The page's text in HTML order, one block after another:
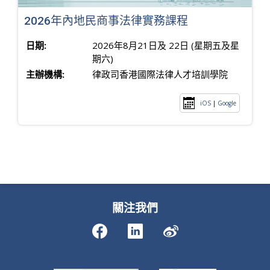
2026年內地民商事法律實務課程
日期:
2026年8月21日及 22日 (星期五及星
期六)
主辦機構:
律政司香港國際法律人才培訓學院
iOS | Google
關注我們